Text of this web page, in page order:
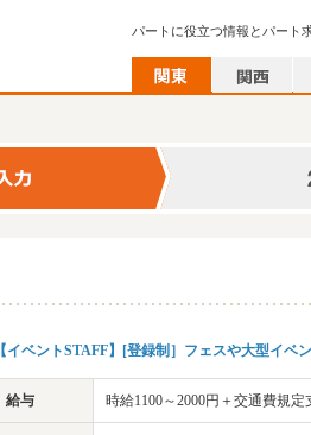
パートに役立つ情報とパート
【イベントSTAFF】[登録制］フェスや大型イ
給与 時給1100～2000円＋交通費規